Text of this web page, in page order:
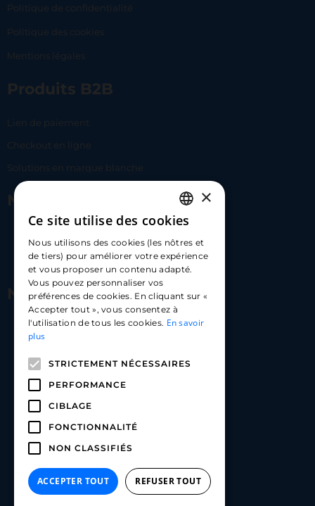
Politique de confidentialité
Politique des cookies
Mentions légales
Produits B2B
Lien de paiement
Checkout en ligne
Solutions en marque blanche
Nous contacter
hello@carloapp.com
Nous suivre
Carlo App | Instagram
Carlo App | Linkedin
FRENCH
ENGLISH
SPANISH
×
Ce site utilise des cookies
Nous utilisons des cookies (les nôtres et
de tiers) pour améliorer votre expérience
et vous proposer un contenu adapté.
Vous pouvez personnaliser vos
préférences de cookies. En cliquant sur «
Accepter tout », vous consentez à
l'utilisation de tous les cookies. En savoir
plus
STRICTEMENT NÉCESSAIRES
PERFORMANCE
CIBLAGE
FONCTIONNALITÉ
NON CLASSIFIÉS
ACCEPTER TOUT REFUSER TOUT